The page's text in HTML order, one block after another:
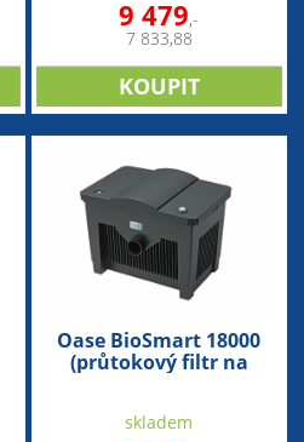
9 479,-
7 833,88
Oase BioSmart 18000
(průtokový filtr na
skladem